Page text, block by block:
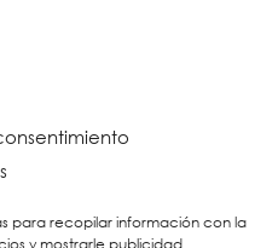
para recopilar información con la
y mostrarle publicidad